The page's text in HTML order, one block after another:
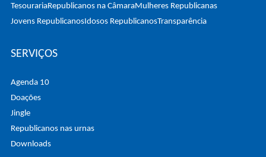
TesourariaRepublicanos na CâmaraMulheres Republicanas
Jovens RepublicanosIdosos RepublicanosTransparência
SERVIÇOS
Agenda 10
Doações
Jingle
Republicanos nas urnas
Downloads